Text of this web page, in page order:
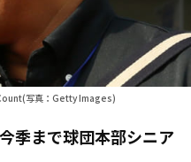
ーズ
グルス
写真：Getty Images)
季まで球団本部シニア